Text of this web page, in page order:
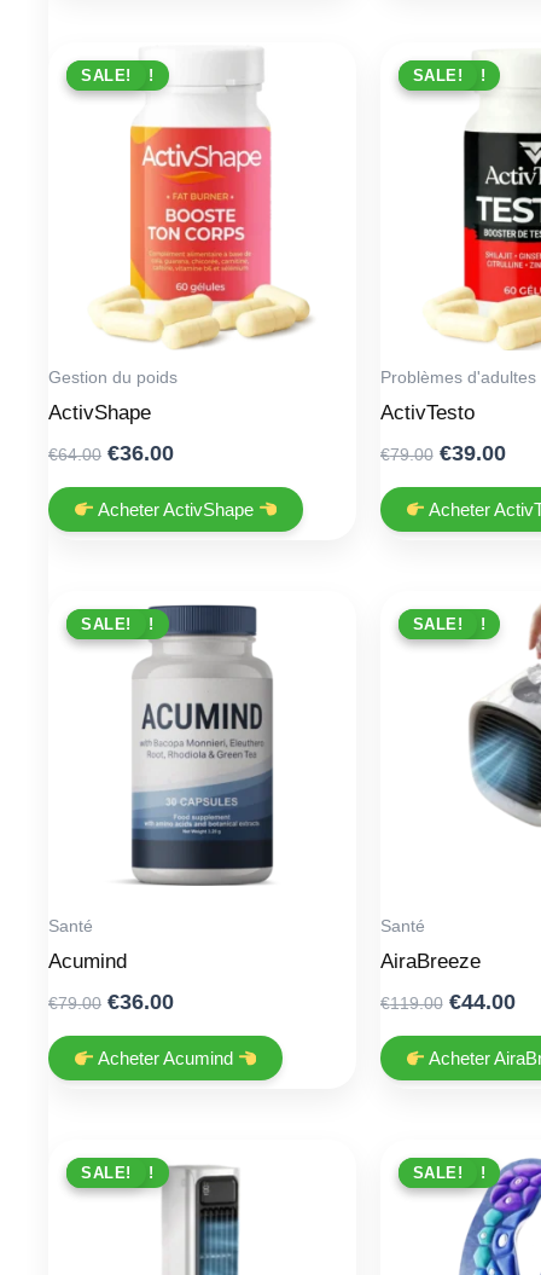
PROMO !
SALE!
Gestion du poids
ActivShape
€64.00 Original
was:
€64.00.
€36.00Current
is:
€36.00.
Acheter ActivShape
PROMO !
SALE!
Problèmes d'adultes
ActivTesto
€79.00 Original
was:
€79.00.
€39.00
is:
Acheter
PROMO !
SALE!
Santé
Acumind
€79.00 Original
was:
€79.00.
€36.00Current
is:
€36.00.
Acheter Acumind
PROMO !
SALE!
Santé
AiraBreeze
€119.00 Original
was:
€119.00.
€44.00
is:
Acheter
PROMO !
SALE! PROMO !
SALE!